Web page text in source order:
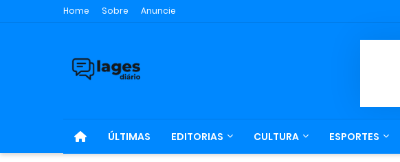
Home Sobre Anuncie
ÚLTIMAS EDITORIAS CULTURA ESPORTES